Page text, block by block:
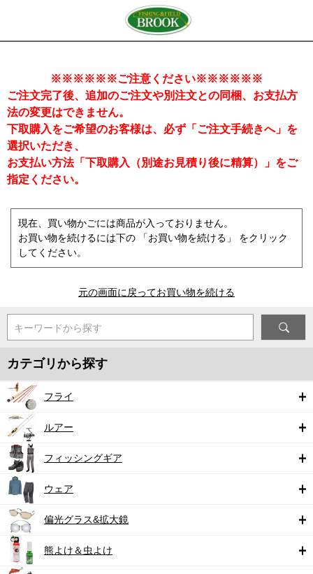
※※※※※※ご注意ください※※※※※※
ご注文完了後、追加のご注文や別注文との同梱、お支払方
法の変更はできません。
下取購入をご希望のお客様は、必ず「ご注文手続きへ」を
選択いただき、
お支払い方法「下取購入（別途お見積り後に精算）」をご
指定ください。
現在、買い物かごには商品が入っておりません。
お買い物を続けるには下の 「お買い物を続ける」 をクリック
してください。
元の画面に戻ってお買い物を続ける
キーワードから探す
カテゴリから探す
フライ
ルアー
フィッシングギア
ウェア
偏光グラス&拡大鏡
熊よけ＆虫よけ